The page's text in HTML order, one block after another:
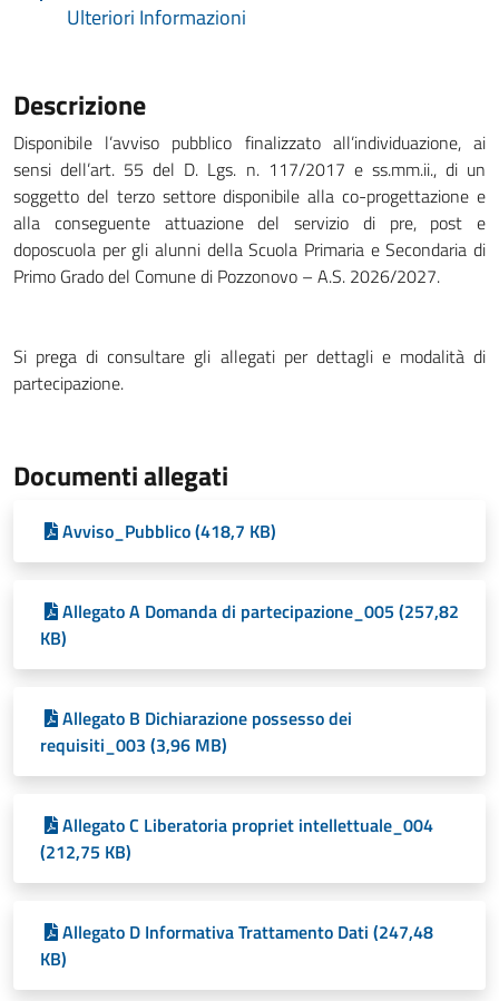
Ulteriori Informazioni
Descrizione
Disponibile l’avviso pubblico finalizzato all’individuazione, ai
sensi dell’art. 55 del D. Lgs. n. 117/2017 e ss.mm.ii., di un
soggetto del terzo settore disponibile alla co-progettazione e
alla conseguente attuazione del servizio di pre, post e
doposcuola per gli alunni della Scuola Primaria e Secondaria di
Primo Grado del Comune di Pozzonovo – A.S. 2026/2027.
Si prega di consultare gli allegati per dettagli e modalità di
partecipazione.
Documenti allegati
Avviso_Pubblico (418,7 KB)
Allegato A Domanda di partecipazione_005 (257,82
KB)
Allegato B Dichiarazione possesso dei
requisiti_003 (3,96 MB)
Allegato C Liberatoria propriet intellettuale_004
(212,75 KB)
Allegato D Informativa Trattamento Dati (247,48
KB)